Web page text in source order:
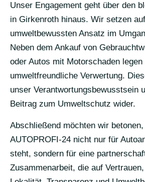
Unser Engagement geht über den
in Girkenroth hinaus. Wir setzen
umweltbewussten Ansatz im
Neben dem Ankauf von
oder Autos mit Motorschaden
umweltfreundliche Verwertung.
unser Verantwortungsbewusstsein
Beitrag zum Umweltschutz wider.
Abschließend möchten wir
AUTOPROFI-24 nicht nur für
steht, sondern für eine
Zusammenarbeit, die auf